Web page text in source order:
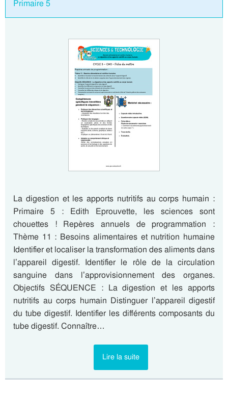
Primaire 5
La digestion et les apports nutritifs au corps humain :
Primaire 5 : Edith Eprouvette, les sciences sont
chouettes ! Repères annuels de programmation :
Thème 11 : Besoins alimentaires et nutrition humaine
Identifier et localiser la transformation des aliments dans
l’appareil digestif. Identifier le rôle de la circulation
sanguine dans l’approvisionnement des organes.
Objectifs SÉQUENCE : La digestion et les apports
nutritifs au corps humain Distinguer l’appareil digestif
du tube digestif. Identifier les différents composants du
tube digestif. Connaître…
Lire la suite